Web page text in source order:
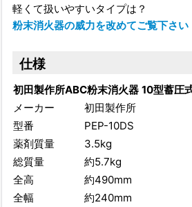
軽くて扱いやすいタイプは？
粉末消火器の威力を改めてご覧下さい
仕様
初田製作所ABC粉末消火器 10型蓄
メーカー
初田製作所
型番
PEP-10DS
薬剤質量
3.5kg
総質量
約5.7kg
全高
約490mm
全幅
約240mm